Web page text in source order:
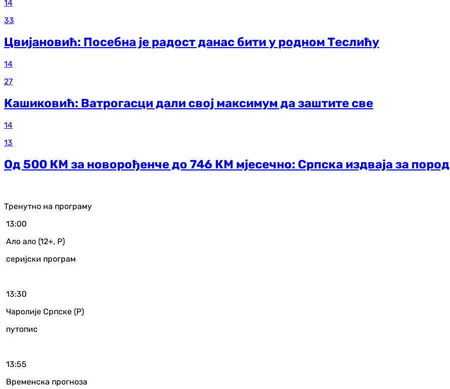
14
33
Цвијановић: Посебна је радост данас бити у родном Теслићу
14
27
Кашиковић: Ватрогасци дали свој максимум да заштите све
14
13
Од 500 КМ за новорођенче до 746 КМ мјесечно: Српска издваја за
Тренутно на програму
13:00
Ало ало (12+, Р)
серијски програм
13:30
Чаролије Српске (Р)
путопис
13:55
Временска прогноза